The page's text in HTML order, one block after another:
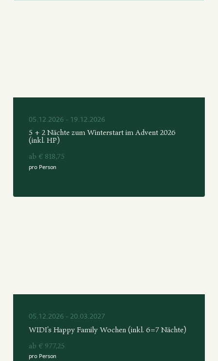
05.12.2026 - 19.12.2026
5 + 2 Nächte zum Winterstart im Advent 2026
(inkl. HP)
ab € 818,75
pro Person
05.12.2026 - 20.03.2027
WIDI's Happy Family Wochen (inkl. 6=7 Nächte)
ab € 977,25
pro Person